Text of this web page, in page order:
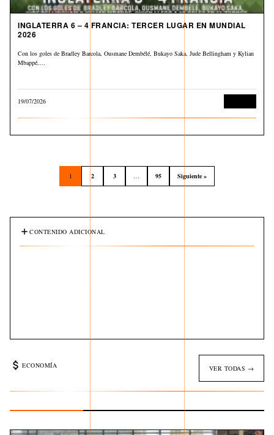
INGLATERRA 6 – 4 FRANCIA: TERCER LUGAR EN MUNDIAL
2026
Con los goles de Bradley Barcola, Ousmane Dembélé, Bukayo Saka, Jude Bellingham y Kylian
Mbappé,…
19/07/2026
1 2 3 … 95 Siguiente »
CONTENIDO ADICIONAL
ECONOMÍA VER TODAS →